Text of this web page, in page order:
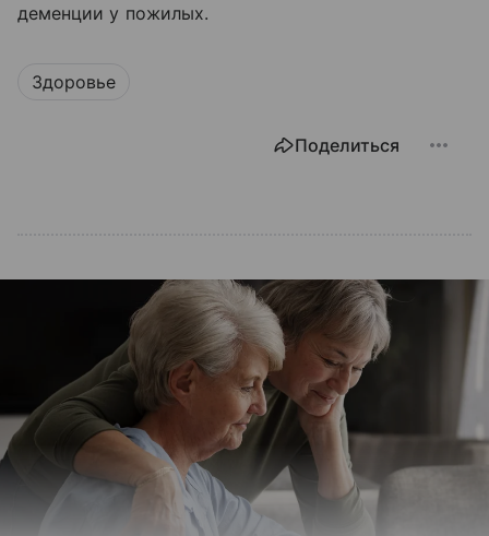
деменции у пожилых.
Здоровье
Поделиться